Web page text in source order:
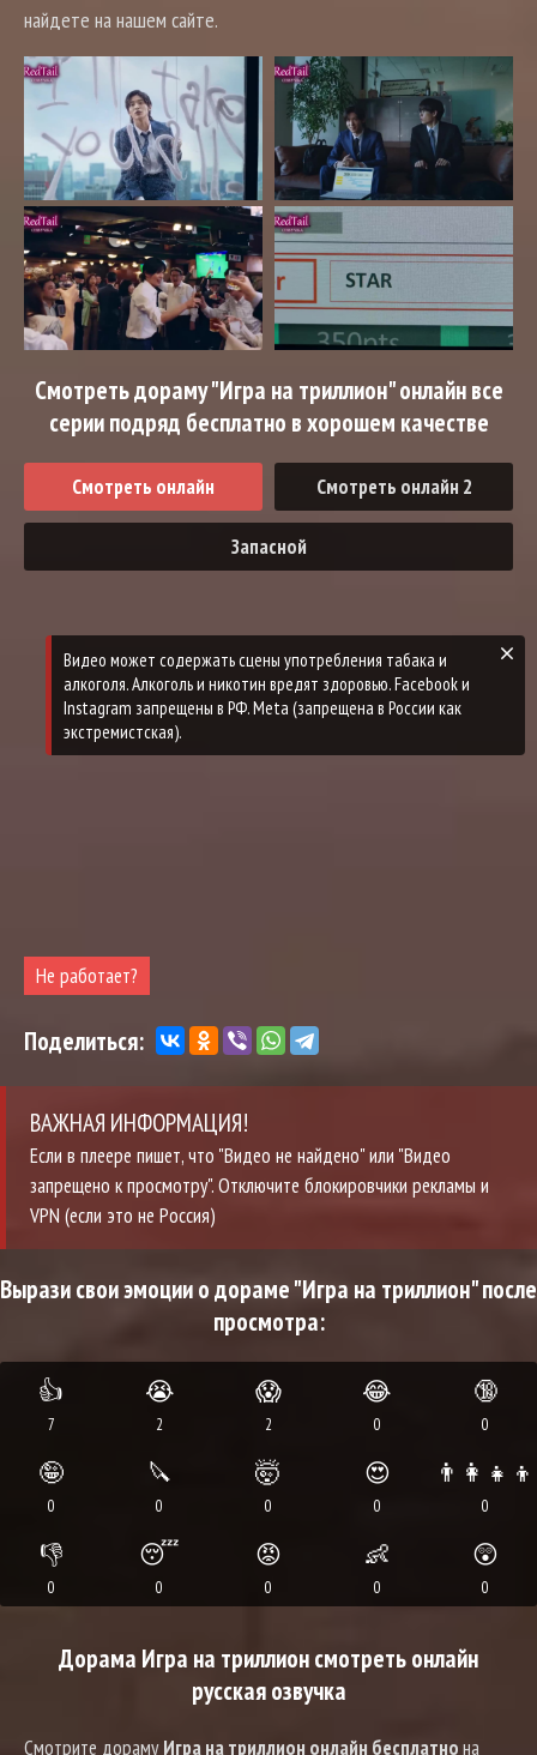
найдете на нашем сайте.
Смотреть дораму "Игра на триллион" онлайн все
серии подряд бесплатно в хорошем качестве
Смотреть онлайн Смотреть онлайн 2
Запасной
Видео может содержать сцены употребления табака и
алкоголя. Алкоголь и никотин вредят здоровью. Facebook и
Instagram запрещены в РФ. Meta (запрещена в России как
экстремистская).
Не работает?
Поделиться:
ВАЖНАЯ ИНФОРМАЦИЯ!
Если в плеере пишет, что "Видео не найдено" или "Видео
запрещено к просмотру". Отключите блокировчики рекламы и
VPN (если это не Россия)
Вырази свои эмоции о дораме "Игра на триллион" после
просмотра:
👍
7
😭
2
😱
2
😂
0
🔞
0
🤪
0
🔪
0
🤯
0
😍
0
👨‍👩‍👧‍👦
0
👎
0
😴
0
😡
0
👶
0
😲
0
Дорама Игра на триллион смотреть онлайн
русская озвучка
Смотрите дорамуИгра на триллион онлайн бесплатнона